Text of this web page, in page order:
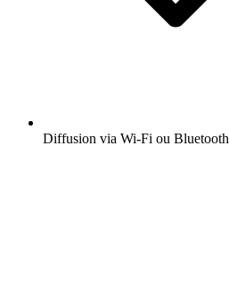
Diffusion via Wi-Fi ou Bluetooth